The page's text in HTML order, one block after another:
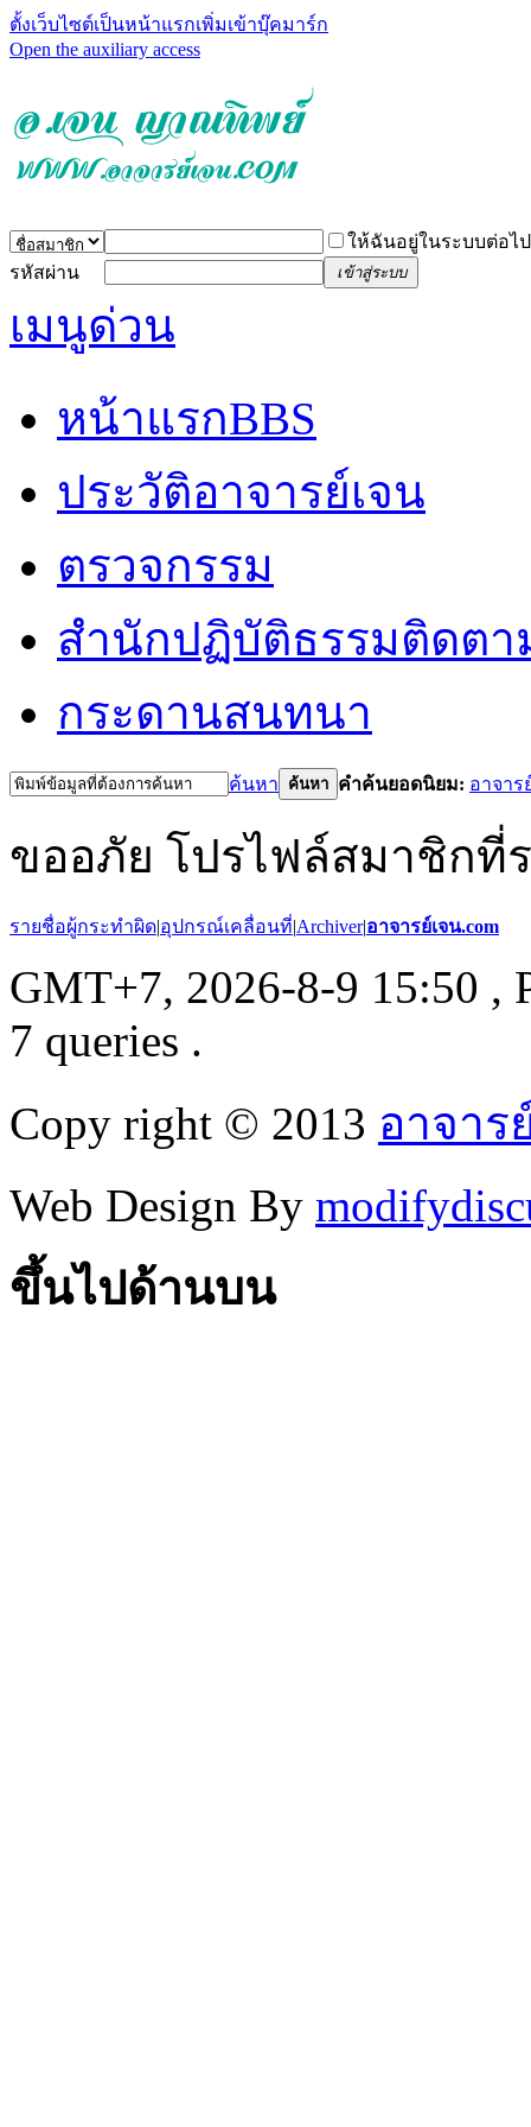
ตั้งเว็บไซต์เป็นหน้าแรกเพิ่มเข้าบุ๊คมาร์ก
Open the auxiliary access
ให้ฉันอยู่ในระบบต่อไป
รหัสผ่าน
เข้าสู่ระบบ
เมนูด่วน
หน้าแรกBBS
ประวัติอาจารย์เจน
ตรวจกรรม
สำนักปฏิบัติธรรมติดต
กระดานสนทนา
ค้นหา ค้นหา คำค้นยอดนิยม: อาจาร
ขออภัย โปรไฟล์สมาชิกที่
รายชื่อผู้กระทำผิด|อุปกรณ์เคลื่อนที่|Archiver|อาจารย์เจน.com
GMT+7, 2026-8-9 15:50 ,
7 queries .
Copy right © 2013 อาจาร
Web Design By
ขึ้นไปด้านบน